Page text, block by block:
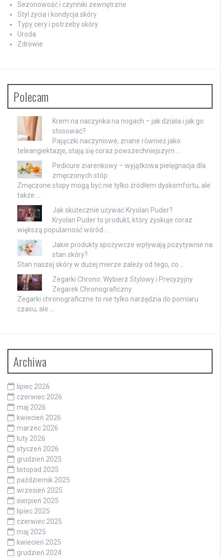
Sezonowość i czynniki zewnętrzne
Styl życia i kondycja skóry
Typy cery i potrzeby skóry
Uroda
Zdrowie
Polecam
Krem na naczynka na nogach – jak działa i jak go
stosować?
Pajączki naczyniowe, znane również jako
teleangiektazje, stają się coraz powszechniejszym …
Pedicure ziarenkowy – wyjątkowa pielęgnacja dla
zmęczonych stóp
Zmęczone stopy mogą być nie tylko źródłem dyskomfortu, ale
także …
Jak skutecznie używać Kryolan Puder?
Kryolan Puder to produkt, który zyskuje coraz
większą popularność wśród …
Jakie produkty spożywcze wpływają pozytywnie na
stan skóry?
Stan naszej skóry w dużej mierze zależy od tego, co …
Zegarki Chrono: Wybierz Stylowy i Precyzyjny
Zegarek Chronograficzny
Zegarki chronograficzne to nie tylko narzędzia do pomiaru
czasu, ale …
Archiwa
lipiec 2026
czerwiec 2026
maj 2026
kwiecień 2026
marzec 2026
luty 2026
styczeń 2026
grudzień 2025
listopad 2025
październik 2025
wrzesień 2025
sierpień 2025
lipiec 2025
czerwiec 2025
maj 2025
kwiecień 2025
grudzień 2024